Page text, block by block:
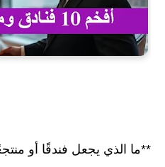
**ما الذي يجعل فندقًا أو